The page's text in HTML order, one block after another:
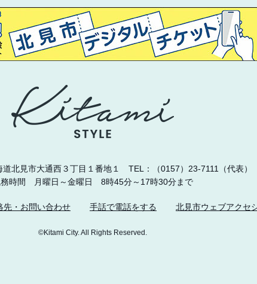
北見市大通西３丁目１番地１
TEL：（0157）23-7111（代表）
時間 月曜日～金曜日 8時45分～17時30分まで
先・お問い合わせ 手話で電話をする 北見市ウェブアクセ
©Kitami City. All Rights Reserved.